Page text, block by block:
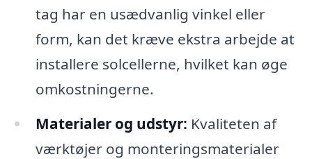
tag har en usædvanlig vinkel eller
form, kan det kræve ekstra arbejde at
installere solcellerne, hvilket kan øge
omkostningerne.
Materialer og udstyr: Kvaliteten af
værktøjer og monteringsmaterialer